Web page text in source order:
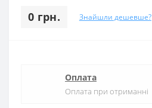
0 грн. Знайшли дешевше?
Оплата
Оплата при отриманні